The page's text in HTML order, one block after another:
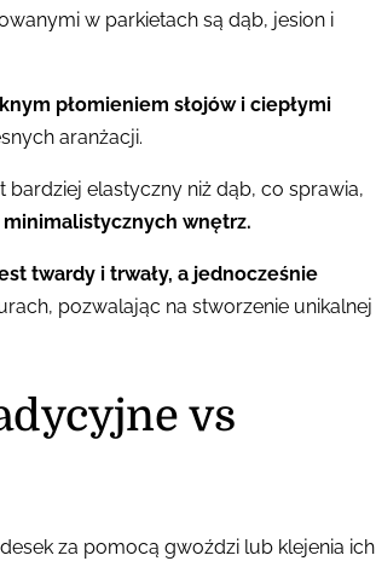
w parkietach są dąb, jesion i
płomieniem słojów i ciepłymi
aranżacji.
elastyczny niż dąb, co sprawia,
wnętrz.
twardy i trwały, a jednocześnie
pozwalając na stworzenie unikalnej
vs
za pomocą gwoździ lub klejenia ich